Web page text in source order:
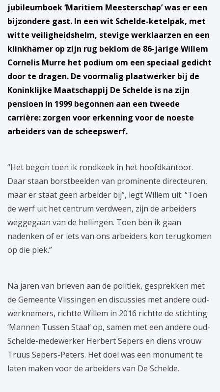
jubileumboek ‘Maritiem Meesterschap’ was er een
bijzondere gast. In een wit Schelde-ketelpak, met
witte veiligheidshelm, stevige werklaarzen en een
klinkhamer op zijn rug beklom de 86-jarige Willem
Cornelis Murre het podium om een speciaal gedicht
door te dragen. De voormalig plaatwerker bij de
Koninklijke Maatschappij De Schelde is na zijn
pensioen in 1999 begonnen aan een tweede
carrière: zorgen voor erkenning voor de noeste
arbeiders van de scheepswerf.
“Het begon toen ik rondkeek in het hoofdkantoor.
Daar staan borstbeelden van prominente directeuren,
maar er staat geen arbeider bij”, legt Willem uit. “Toen
de werf uit het centrum verdween, zijn de arbeiders
weggegaan van de hellingen. Toen ben ik gaan
nadenken of er iets van ons arbeiders kon terugkomen
op die plek.”
Na jaren van brieven aan de politiek, gesprekken met
de Gemeente Vlissingen en discussies met andere oud-
werknemers, richtte Willem in 2016 richtte de stichting
‘Mannen Tussen Staal’ op, samen met een andere oud-
Schelde-medewerker Herbert Sepers en diens vrouw
Truus Sepers-Peters. Het doel was een monument te
laten maken voor de arbeiders van De Schelde.